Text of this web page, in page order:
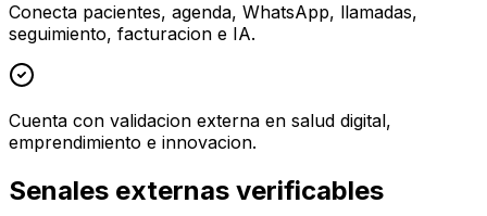
Conecta pacientes, agenda, WhatsApp, llamadas,
seguimiento, facturacion e IA.
Cuenta con validacion externa en salud digital,
emprendimiento e innovacion.
Senales externas verificables